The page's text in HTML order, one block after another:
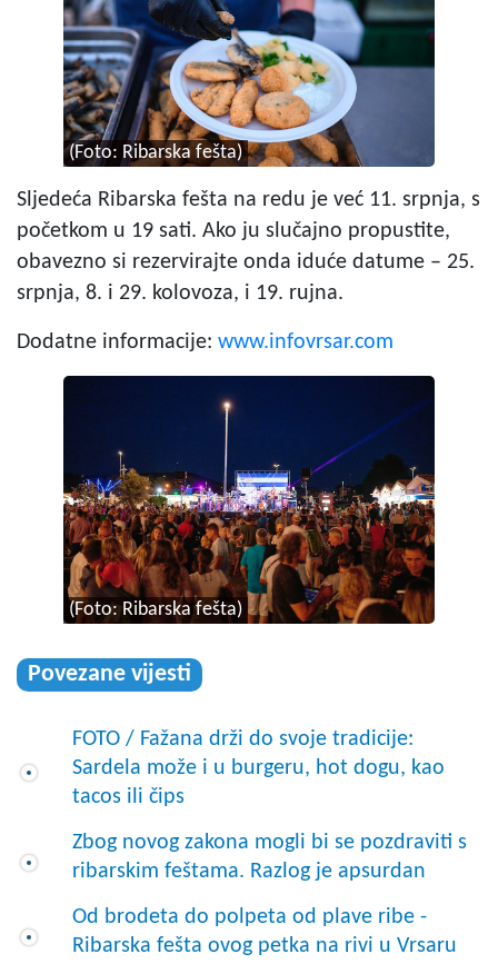
(Foto: Ribarska fešta)
Sljedeća Ribarska fešta na redu je već 11. srpnja, s
početkom u 19 sati. Ako ju slučajno propustite,
obavezno si rezervirajte onda iduće datume – 25.
srpnja, 8. i 29. kolovoza, i 19. rujna.
Dodatne informacije: www.infovrsar.com
(Foto: Ribarska fešta)
Povezane vijesti
FOTO / Fažana drži do svoje tradicije:
Sardela može i u burgeru, hot dogu, kao
tacos ili čips
Zbog novog zakona mogli bi se pozdraviti s
ribarskim feštama. Razlog je apsurdan
Od brodeta do polpeta od plave ribe -
Ribarska fešta ovog petka na rivi u Vrsaru